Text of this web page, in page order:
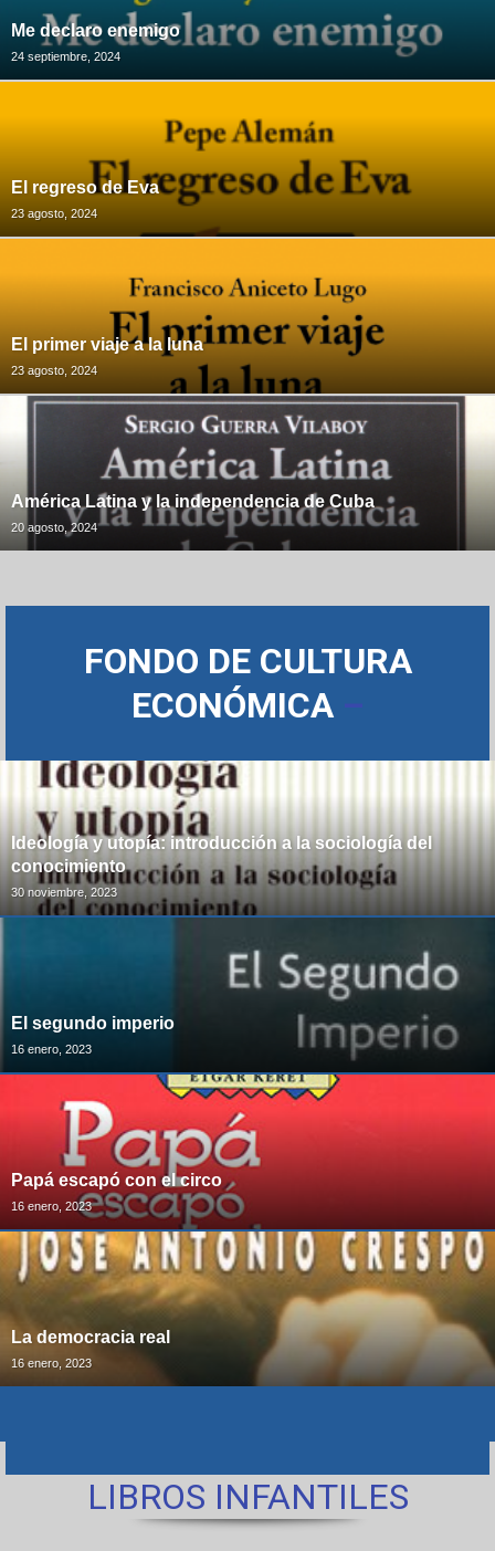
Me declaro enemigo
24 septiembre, 2024
El regreso de Eva
23 agosto, 2024
El primer viaje a la luna
23 agosto, 2024
América Latina y la independencia de Cuba
20 agosto, 2024
FONDO DE CULTURA
ECONÓMICA
Ideología y utopía: introducción a la sociología del
conocimiento
30 noviembre, 2023
El segundo imperio
16 enero, 2023
Papá escapó con el circo
16 enero, 2023
La democracia real
16 enero, 2023
LIBROS INFANTILES